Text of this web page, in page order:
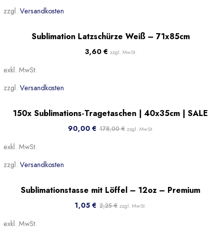
zzgl. Versandkosten
Sublimation Latzschürze Weiß – 71x85cm
3,60 € zzgl. MwSt.
exkl. MwSt.
zzgl. Versandkosten
-49%
Beliebt
150x Sublimations-Tragetaschen | 40x35cm | SALE
90,00 € 178,00€ zzgl. MwSt.
exkl. MwSt.
zzgl. Versandkosten
Sale!Sublimationstasse mit Löffel – 12oz – Premium
1,05 € 2,25€ zzgl. MwSt.
exkl. MwSt.